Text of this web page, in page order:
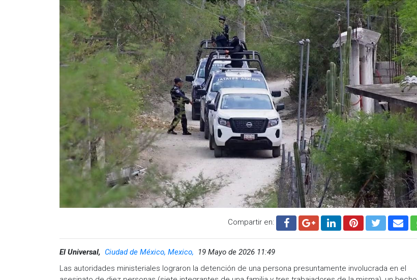
Compartir en:
El Universal, Ciudad de México, Mexico,
19 Mayo de 2026 11:49
Las autoridades ministeriales lograron la detención de una persona presuntamente involucrada en el